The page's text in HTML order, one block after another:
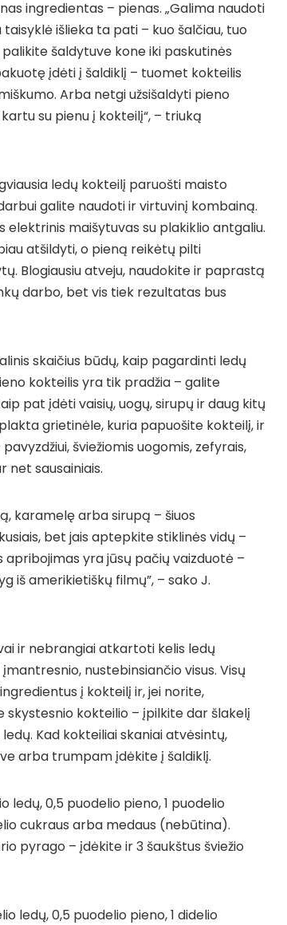
ingredientas – pienas. „Galima naudoti
išlieka ta pati – kuo šalčiau, tuo
šaldytuve kone iki paskutinės
įdėti į šaldiklį – tuomet kokteilis
Arba netgi užsišaldyti pieno
su pienu į kokteilį“, – triuką
ledų kokteilį paruošti maisto
galite naudoti ir virtuvinį kombainą.
elektrinis maišytuvas su plakiklio antgaliu.
atšildyti, o pieną reikėtų pilti
Blogiausiu atveju, naudokite ir paprastą
darbo, bet vis tiek rezultatas bus
skaičius būdų, kaip pagardinti ledų
kokteilis yra tik pradžia – galite
pat įdėti vaisių, uogų, sirupų ir daug kitų
grietinėle, kuria papuošite kokteilį, ir
šviežiomis uogomis, zefyrais,
net sausainiais.
karamelę arba sirupą – šiuos
bet jais aptepkite stiklinės vidų –
apribojimas yra jūsų pačių vaizduotė –
iš amerikietiškų filmų”, – sako J.
ir nebrangiai atkartoti kelis ledų
nustebinsiančio visus. Visų
į kokteilį ir, jei norite,
kokteilio – įpilkite dar šlakelį
Kad kokteiliai skaniai atvėsintų,
arba trumpam įdėkite į šaldiklį.
ledų, 0,5 puodelio pieno, 1 puodelio
cukraus arba medaus (nebūtina).
pyrago – įdėkite ir 3 šaukštus šviežio
ledų, 0,5 puodelio pieno, 1 didelio